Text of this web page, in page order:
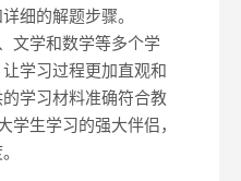
细的解题步骤。
文学和数学等多个学
学习过程更加直观和
学习材料准确符合教
学生学习的强大伴侣，